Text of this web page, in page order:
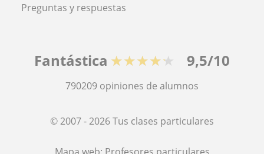
Preguntas y respuestas
Fantástica ★★★★★ 9,5/10
790209 opiniones de alumnos
© 2007 - 2026 Tus clases particulares
Mapa web: Profesores particulares